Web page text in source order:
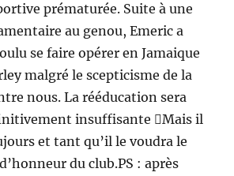
prématurée. Suite à une
au genou, Emeric a
se faire opérer en Jamaique
malgré le scepticisme de la
nous. La rééducation sera
insuffisante Mais il
et tant qu’il le voudra le
du club.PS : après